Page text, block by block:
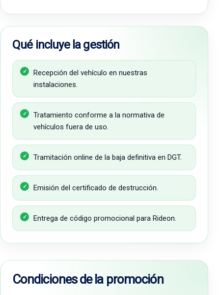
Qué incluye la gestión
Recepción del vehículo en nuestras
instalaciones.
Tratamiento conforme a la normativa de
vehículos fuera de uso.
Tramitación online de la baja definitiva en DGT.
Emisión del certificado de destrucción.
Entrega de código promocional para Rideon.
Condiciones de la promoción